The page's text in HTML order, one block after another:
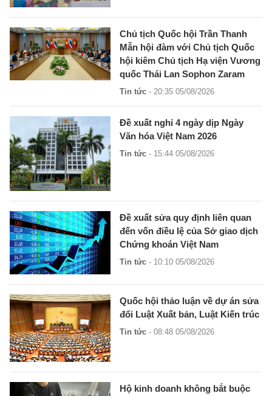
Chủ tịch Quốc hội Trần Thanh
Mẫn hội đàm với Chủ tịch Quốc
hội kiêm Chủ tịch Hạ viện Vương
quốc Thái Lan Sophon Zaram
Tin tức - 20:35 05/08/2026
Đề xuất nghỉ 4 ngày dịp Ngày
Văn hóa Việt Nam 2026
Tin tức - 15:44 05/08/2026
Đề xuất sửa quy định liên quan
đến vốn điều lệ của Sở giao dịch
Chứng khoán Việt Nam
Tin tức - 10:10 05/08/2026
Quốc hội thảo luận về dự án sửa
đổi Luật Xuất bản, Luật Kiến trúc
Tin tức - 08:48 05/08/2026
Hộ kinh doanh không bắt buộc